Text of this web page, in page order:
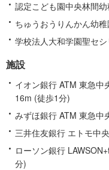
認定こども園中央林間
ちゅうおうりんかん幼
学校法人大和学園聖セ
施設
イオン銀行 ATM 東急中
16m (徒歩1分)
みずほ銀行 ATM 東急中
三井住友銀行 エトモ中
ローソン銀行
分)